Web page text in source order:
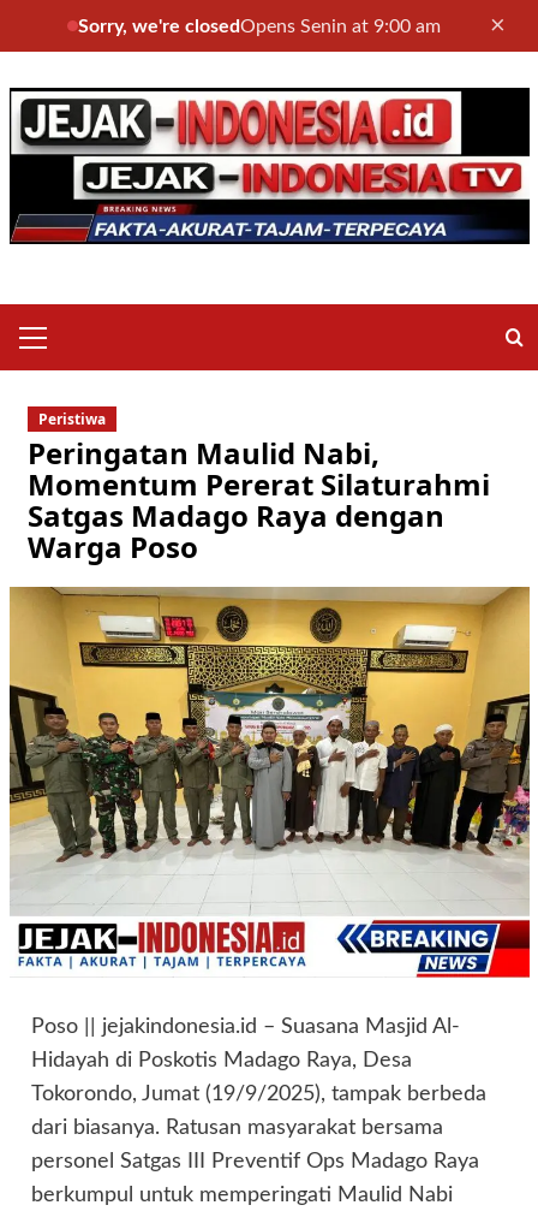
Sorry, we're closedOpens Senin at 9:00 am ×
to
content
Menu
Peristiwa
Peringatan Maulid Nabi,
Momentum Pererat Silaturahmi
Satgas Madago Raya dengan
Warga Poso
Poso || jejakindonesia.id – Suasana Masjid Al-
Hidayah di Poskotis Madago Raya, Desa
Tokorondo, Jumat (19/9/2025), tampak berbeda
dari biasanya. Ratusan masyarakat bersama
personel Satgas III Preventif Ops Madago Raya
berkumpul untuk memperingati Maulid Nabi